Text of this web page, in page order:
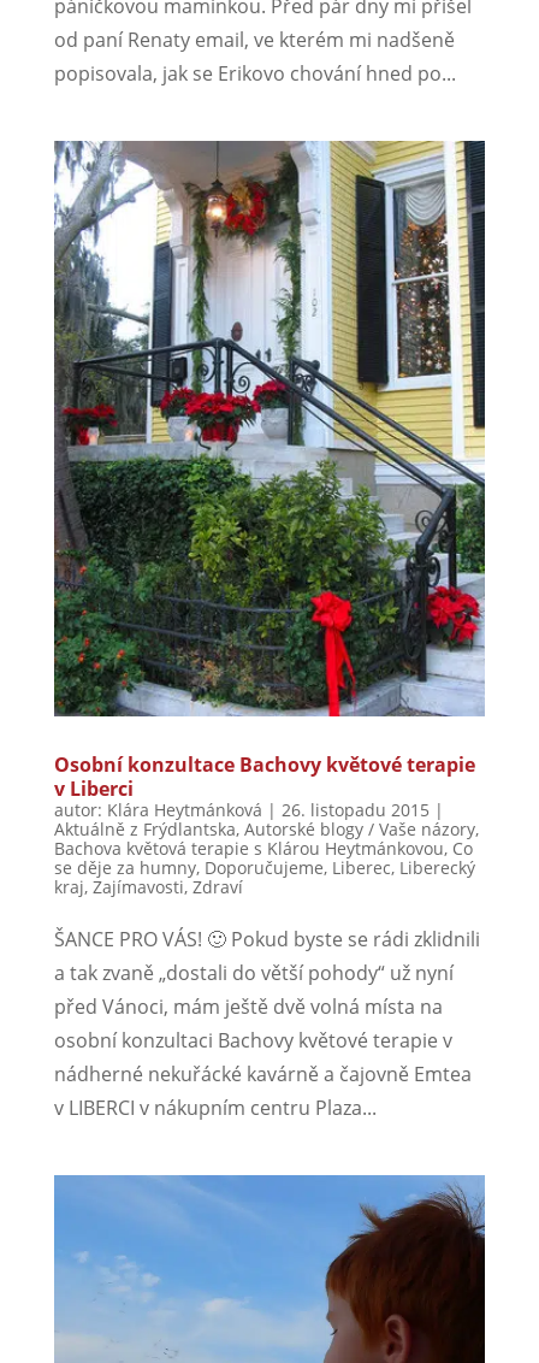
páníčkovou maminkou. Před pár dny mi přišel
od paní Renaty email, ve kterém mi nadšeně
popisovala, jak se Erikovo chování hned po...
Osobní konzultace Bachovy květové terapie
v Liberci
autor: Klára Heytmánková | 26. listopadu 2015 |
Aktuálně z Frýdlantska, Autorské blogy / Vaše názory,
Bachova květová terapie s Klárou Heytmánkovou, Co
se děje za humny, Doporučujeme, Liberec, Liberecký
kraj, Zajímavosti, Zdraví
ŠANCE PRO VÁS! 🙂 Pokud byste se rádi zklidnili
a tak zvaně „dostali do větší pohody“ už nyní
před Vánoci, mám ještě dvě volná místa na
osobní konzultaci Bachovy květové terapie v
nádherné nekuřácké kavárně a čajovně Emtea
v LIBERCI v nákupním centru Plaza...